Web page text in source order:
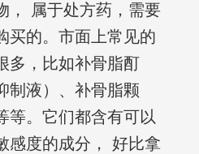
， 属于处方药，需要
买的。市面上常见的
多，比如补骨脂酊
制液）、补骨脂颗
等。它们都含有可以
感度的成分， 好比拿